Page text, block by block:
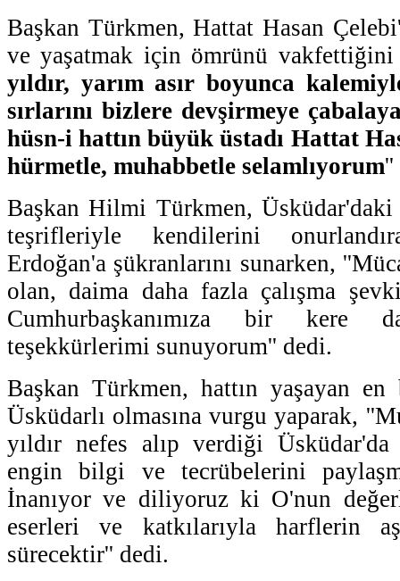
Başkan Türkmen, Hattat Hasan
ve yaşatmak için ömrünü
yıldır, yarım asır boyunca
sırlarını bizlere devşirmeye
hüsn-i hattın büyük üstadı Hattat
hürmetle, muhabbetle selamlıyorum''
Başkan Hilmi Türkmen,
teşrifleriyle kendilerini
Erdoğan'a şükranlarını sunarken,
olan, daima daha fazla çalışma
Cumhurbaşkanımıza bir kere
teşekkürlerimi sunuyorum'' dedi.
Başkan Türkmen, hattın yaşayan en
Üsküdarlı olmasına vurgu yaparak,
yıldır nefes alıp verdiği
engin bilgi ve tecrübelerini
İnanıyor ve diliyoruz ki O'nun
eserleri ve katkılarıyla harflerin
sürecektir'' dedi.